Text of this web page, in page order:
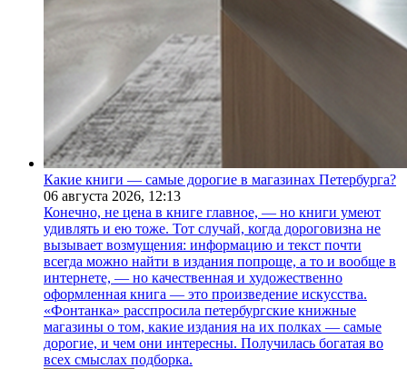
Какие книги — самые дорогие в магазинах Петербурга?
06 августа 2026, 12:13
Конечно, не цена в книге главное, — но книги умеют
удивлять и ею тоже. Тот случай, когда дороговизна не
вызывает возмущения: информацию и текст почти
всегда можно найти в издания попроще, а то и вообще в
интернете, — но качественная и художественно
оформленная книга — это произведение искусства.
«Фонтанка» расспросила петербургские книжные
магазины о том, какие издания на их полках — самые
дорогие, и чем они интересны. Получилась богатая во
всех смыслах подборка.